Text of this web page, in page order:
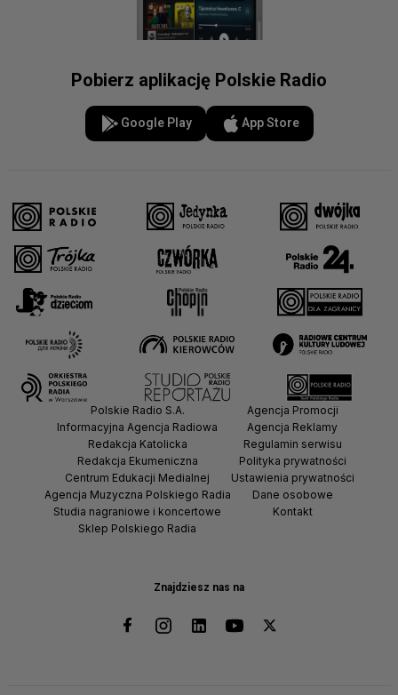
Pobierz aplikację Polskie Radio
Google Play App Store
Znajdziesz nas na
Polskie Radio S.A.
Informacyjna Agencja Radiowa
Redakcja Katolicka
Redakcja Ekumeniczna
Centrum Edukacji Medialnej
Agencja Muzyczna Polskiego Radia
Studia nagraniowe i koncertowe
Sklep Polskiego Radia
Agencja Promocji
Agencja Reklamy
Regulamin serwisu
Polityka prywatności
Ustawienia prywatności
Dane osobowe
Kontakt